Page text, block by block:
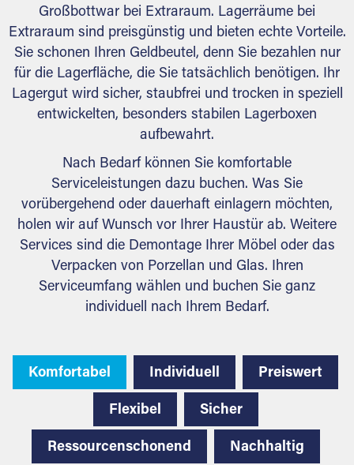
Großbottwar bei Extraraum. Lagerräume bei
Extraraum sind preisgünstig und bieten echte Vorteile.
Sie schonen Ihren Geldbeutel, denn Sie bezahlen nur
für die Lagerfläche, die Sie tatsächlich benötigen. Ihr
Lagergut wird sicher, staubfrei und trocken in speziell
entwickelten, besonders stabilen Lagerboxen
aufbewahrt.
Nach Bedarf können Sie komfortable
Serviceleistungen dazu buchen. Was Sie
vorübergehend oder dauerhaft einlagern möchten,
holen wir auf Wunsch vor Ihrer Haustür ab. Weitere
Services sind die Demontage Ihrer Möbel oder das
Verpacken von Porzellan und Glas. Ihren
Serviceumfang wählen und buchen Sie ganz
individuell nach Ihrem Bedarf.
Komfortabel Individuell Preiswert
Flexibel Sicher
Ressourcenschonend Nachhaltig